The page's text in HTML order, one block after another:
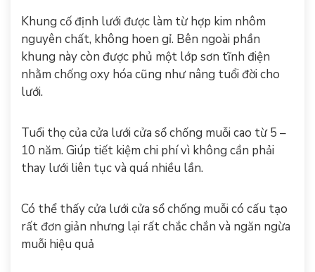
Khung cố định lưới được làm từ hợp kim nhôm
nguyên chất, không hoen gỉ. Bên ngoài phần
khung này còn được phủ một lớp sơn tĩnh điện
nhằm chống oxy hóa cũng như nâng tuổi đời cho
lưới.
Tuổi thọ của cửa lưới cửa sổ chống muỗi cao từ 5 –
10 năm. Giúp tiết kiệm chi phí vì không cần phải
thay lưới liên tục và quá nhiều lần.
Có thể thấy cửa lưới cửa sổ chống muỗi có cấu tạo
rất đơn giản nhưng lại rất chắc chắn và ngăn ngừa
muỗi hiệu quả